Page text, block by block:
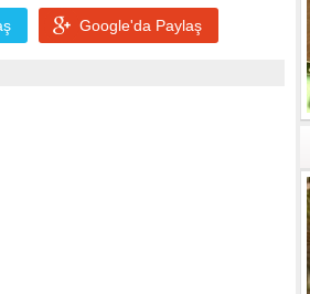
Google'da Paylaş